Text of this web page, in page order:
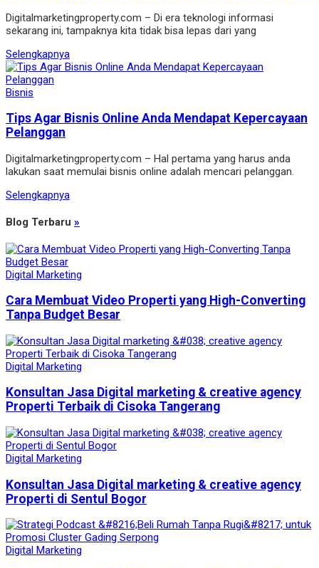
Digitalmarketingproperty.com – Di era teknologi informasi
sekarang ini, tampaknya kita tidak bisa lepas dari yang
Selengkapnya
Bisnis
Tips Agar Bisnis Online Anda Mendapat Kepercayaan
Pelanggan
Digitalmarketingproperty.com – Hal pertama yang harus anda
lakukan saat memulai bisnis online adalah mencari pelanggan.
Selengkapnya
Blog Terbaru »
Digital Marketing
Cara Membuat Video Properti yang High-Converting
Tanpa Budget Besar
Digital Marketing
Konsultan Jasa Digital marketing & creative agency
Properti Terbaik di Cisoka Tangerang
Digital Marketing
Konsultan Jasa Digital marketing & creative agency
Properti di Sentul Bogor
Digital Marketing